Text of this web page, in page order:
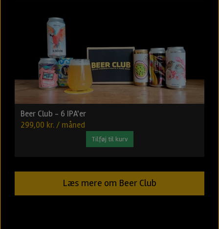
Beer Club - 6 IPA'er
299,00 kr. / måned
Tilføj til kurv
Læs mere om Beer Club